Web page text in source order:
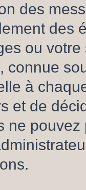
des
des
ou
connue
à
et de
pouvez